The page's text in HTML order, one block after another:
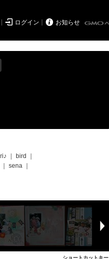
 ログイン  お知らせ
bird
sena
ショートカットキー